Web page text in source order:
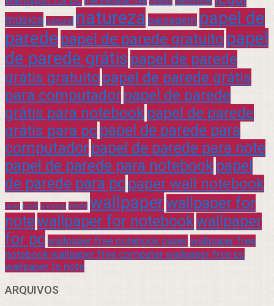
música natural natureza paisagem papel de
parede papel de parede gratuito papel
de parede grátis papel de parede
grátis gratuito papel de parede grátis
para computador papel de parede
grátis para notebook papel de parede
grátis para pc papel de parede para
computador papel de parede para note
papel de parede para notebook papel
de parede para pc paper wall notebook
praia rock sucesso verde wallpaperwallpaper for
notewallpaper for notebookwallpaper
for pc wallpaper free notebook paper wallpaper free
notebook wallpaper free computer wallpaper free pc
wallpaper to note
ARQUIVOS